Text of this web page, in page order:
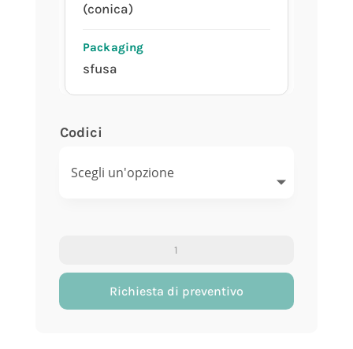
(conica)
sfusa
Codici
polistirolo
quantity
Richiesta di preventivo